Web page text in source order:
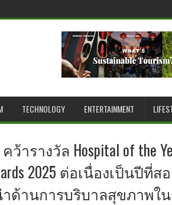
TECHNOLOGY ENTERTAINMENT
รางวัล Hospital of the
2025 ต่อเนื่องเป็นปีที่
ด้านการบริบาลสุขภาพใ